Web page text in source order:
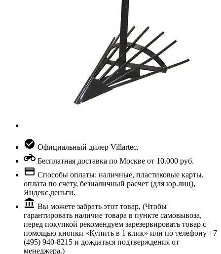
Официальный дилер Villartec.
Бесплатная доставка по Москве от 10.000 руб.
Способы оплаты: наличные, пластиковые карты,
оплата по счету, безналичный расчет (для юр.лиц),
Яндекс.деньги.
Вы можете забрать этот товар, (Чтобы
гарантировать наличие товара в пункте самовывоза,
перед покупкой рекомендуем зарезервировать товар с
помощью кнопки «Купить в 1 клик» или по телефону +7
(495) 940-8215 и дождаться подтверждения от
менеджера.)